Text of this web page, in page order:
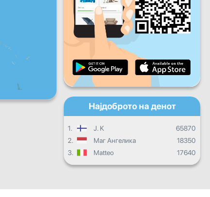
Дневен напредок
Месечен напредок
Целокупен напредок
Најдоброто на денот
1. J. K
65870
2.
Маг Ангелика
18350
3.
Matteo 17640